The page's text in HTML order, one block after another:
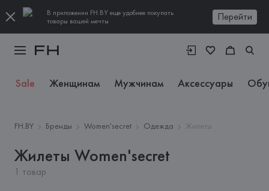
В приложении FH.BY еще удобнее покупать
товары вашей мечты
Перейти
Sale Женщинам Мужчинам Аксессуары
FH.BY Бренды Women'secret Одежда Жилеты
Жилеты Women'secret
1 товар